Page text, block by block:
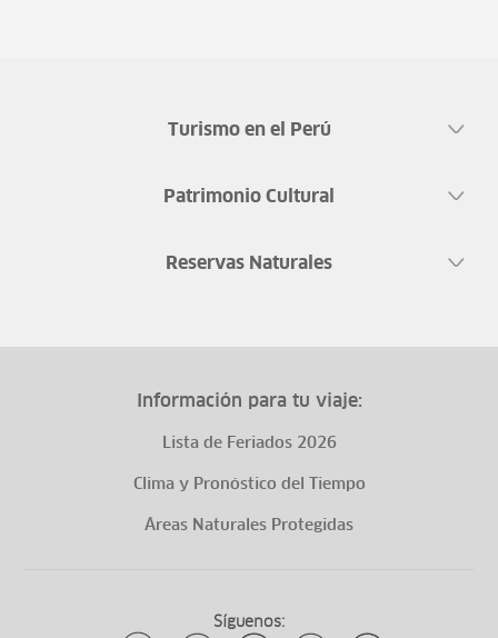
Turismo en el Perú
Patrimonio Cultural
Reservas Naturales
Información para tu viaje:
Lista de Feriados 2026
Clima y Pronóstico del Tiempo
Áreas Naturales Protegidas
Síguenos: